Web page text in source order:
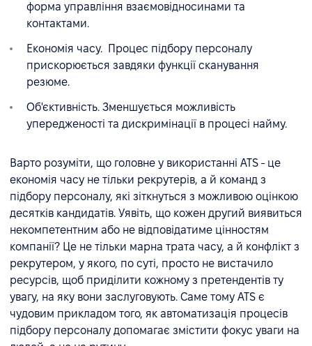
форма управління взаємовідносинами та
контактами.
Економія часу. Процес підбору персоналу
прискорюється завдяки функції сканування
резюме.
Об'єктивність. Зменшується можливість
упередженості та дискримінації в процесі найму.
Варто розуміти, що головне у використанні ATS - це
економія часу не тільки рекрутерів, а й команд з
підбору персоналу, які зіткнуться з можливою оцінкою
десятків кандидатів. Уявіть, що кожен другий виявиться
некомпетентним або не відповідатиме цінностям
компанії? Це не тільки марна трата часу, а й конфлікт з
рекрутером, у якого, по суті, просто не вистачило
ресурсів, щоб приділити кожному з претендентів ту
увагу, на яку вони заслуговують. Саме тому ATS є
чудовим прикладом того, як автоматизація процесів
підбору персоналу допомагає змістити фокус уваги на